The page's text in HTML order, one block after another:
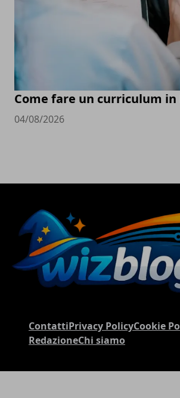
Come fare un curriculum in
04/08/2026
ContattiPrivacy PolicyCookie
RedazioneChi siamo